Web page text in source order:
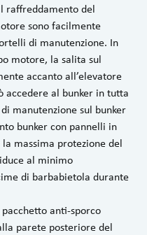
raffreddamento del
sono facilmente
di manutenzione. In
motore, la salita sul
accanto all’elevatore
accedere al bunker in tutta
manutenzione sul bunker
bunker con pannelli in
massima protezione del
al minimo
di barbabietola durante
anti-sporco
parete posteriore del